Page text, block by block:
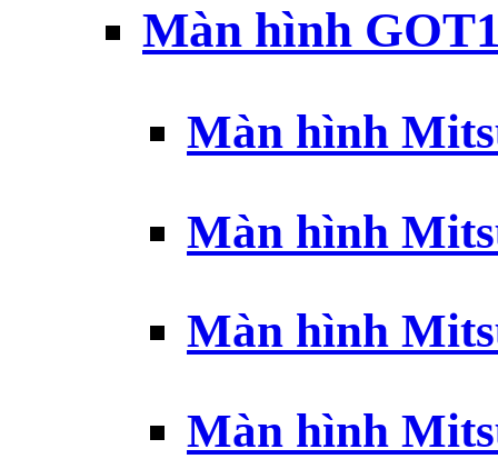
Màn hình
Màn hình
Màn hình
Màn hình
Màn hình